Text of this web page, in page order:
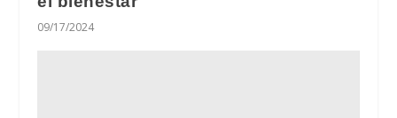
09/17/2024